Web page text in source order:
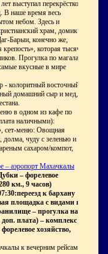
выступал перекрёстком
В наше время весь
небом. Здесь и
храм, домик
Барыи, конечно же,
которая тысячи
Прогулка по магалам
вкусные в мире
- колоритный восточный
домашний сыр и мед,
в одном из кафе по
наличными):
сет-меню: Овощная
долма, чуду с зеленью и
сахаром/компот,
– аэропорт Махачкалы
– форелевое
км., 9 часов)
к бархану
площадка с видами на
– прогулка на
плата) – комплекс
хозяйство,
к вечерним рейсам,